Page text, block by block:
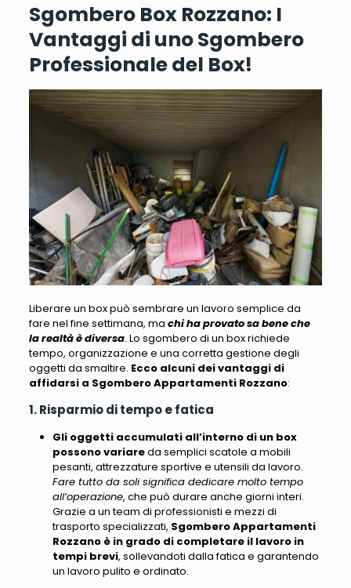
Sgombero Box Rozzano: I
Vantaggi di uno Sgombero
Professionale del Box!
Liberare un box può sembrare un lavoro semplice da
fare nel fine settimana, ma chi ha provato sa bene che
la realtà è diversa. Lo sgombero di un boxrichiede
tempo, organizzazione e una corretta gestione degli
oggetti da smaltire. Ecco alcuni dei vantaggi di
affidarsi a Sgombero Appartamenti Rozzano:
1. Risparmio di tempo e fatica
Gli oggetti accumulati all’interno di un box
possono variareda semplici scatole a mobili
pesanti, attrezzature sportive e utensili da lavoro.
Fare tutto da soli significa dedicare molto tempo
all’operazione, che può durare anche giorni interi.
Grazie a un team di professionisti e mezzi di
trasporto specializzati, Sgombero Appartamenti
Rozzano è in grado di completare il lavoro in
tempi brevi, sollevandoti dalla fatica e garantendo
un lavoro pulito e ordinato.